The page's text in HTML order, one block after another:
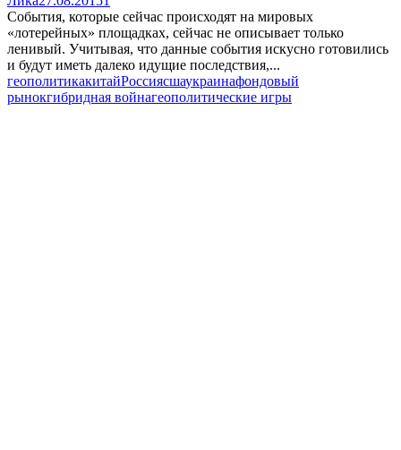
События, которые сейчас происходят на мировых
«лотерейных» площадках, сейчас не описывает только
ленивый. Учитывая, что данные события искусно готовились
и будут иметь далеко идущие последствия,...
геополитикакитайРоссиясшаукраинафондовый
рынокгибридная войнагеополитические игры